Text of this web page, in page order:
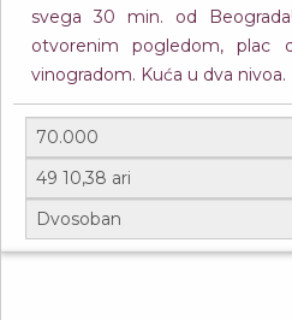
svega 30 min. od
otvorenim pogledom, plac
vinogradom. Kuća u dva nivoa.